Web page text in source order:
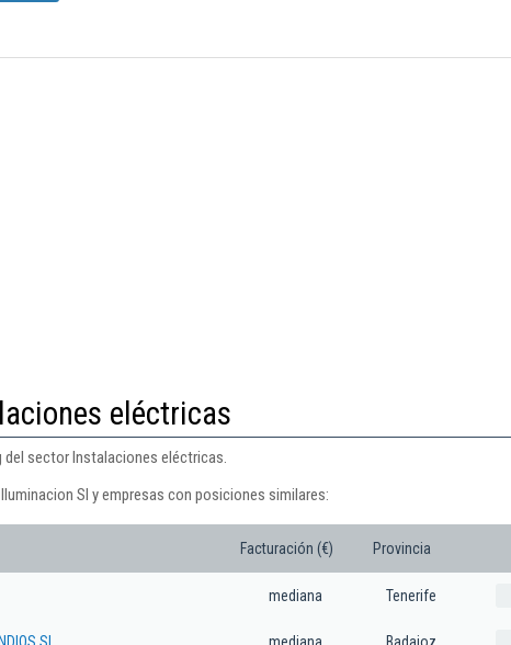
eléctricas
del sector Instalaciones eléctricas.
Sl y empresas con posiciones similares:
Facturación (€) Provincia
mediana Tenerife
SL mediana Badajoz